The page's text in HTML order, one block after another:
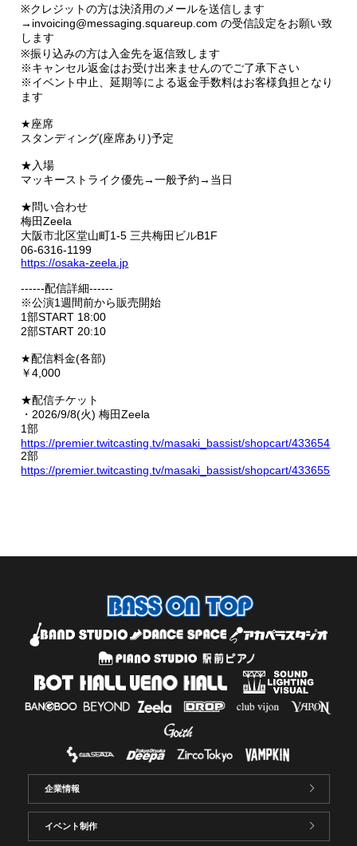
※クレジットの方は決済用のメールを送信します
→invoicing@messaging.squareup.com の受信設定をお願い致
します
※振り込みの方は入金先を返信致します
※キャンセル返金はお受け出来ませんのでご了承下さい
※イベント中止、延期等による返金手数料はお客様負担となり
ます
★座席
スタンディング(座席あり)予定
★入場
マッキーストライク優先→一般予約→当日
★問い合わせ
梅田Zeela
大阪市北区堂山町1-5 三共梅田ビルB1F
06-6316-1199
https://osaka-zeela.jp
------配信詳細------
※公演1週間前から販売開始
1部START 18:00
2部START 20:10
★配信料金(各部)
￥4,000
★配信チケット
・2026/9/8(火) 梅田Zeela
1部
https://premier.twitcasting.tv/masaki_bassist/shopcart/433654
2部
https://premier.twitcasting.tv/masaki_bassist/shopcart/433655
企業情報
イベント制作